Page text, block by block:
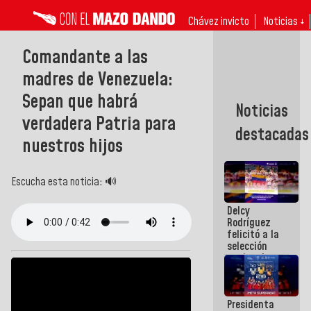
Chávez invicto Noticias ↓
Comandante a las
madres de Venezuela:
Sepan que habrá
verdadera Patria para
nuestros hijos
Escucha esta noticia: 🔊
Noticias
destacadas
Delcy
Rodríguez
felicitó a la
selección
nacional
masculina
de voleibol
campeona
de la Copa
Presidenta